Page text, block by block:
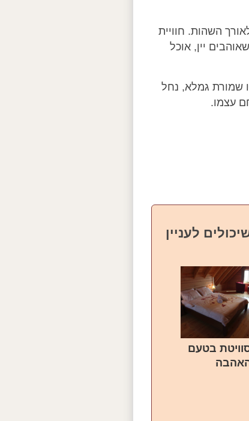
השהות. חוויית
יין, אוכל
ובקרבה לטבע גולני כמו שמורת גמלא, נחל
עצמו.
לעניין
בטעם